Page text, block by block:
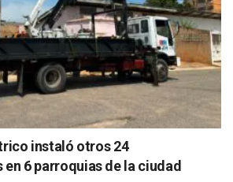
instaló otros 24
6 parroquias de la ciudad